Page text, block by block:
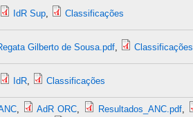
IdR Sup Classificações
Gilberto de Sousa.pdf Classificações
IdR Classificações
, AdR ORC Resultados_ANC.pdf,